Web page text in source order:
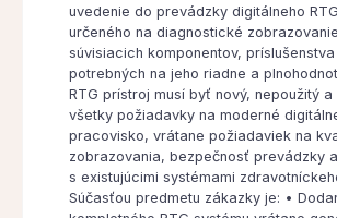
uvedenie do prevádzky digitálneho
určeného na diagnostické
súvisiacich komponentov,
potrebných na jeho riadne a
RTG prístroj musí byť nový, nepoužitý
všetky požiadavky na moderné
pracovisko, vrátane požiadaviek na
zobrazovania, bezpečnosť prevádzky
s existujúcimi systémami
Súčasťou predmetu zákazky je: •